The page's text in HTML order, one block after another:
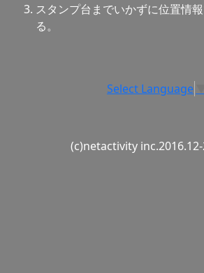
スタンプ台までいかずに位置情
る。
Select Language
(c)netactivity